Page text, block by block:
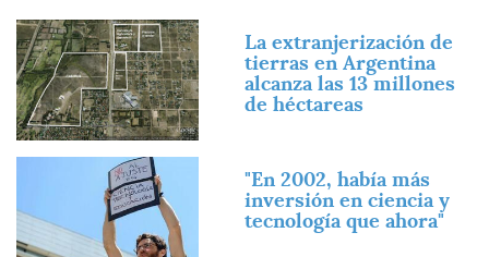
Imagen
La extranjerización de
tierras en Argentina
alcanza las 13 millones
de héctareas
"En 2002, había más
inversión en ciencia y
tecnología que ahora"